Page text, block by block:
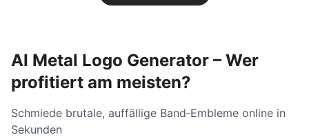
AI Metal Logo Generator – Wer
profitiert am meisten?
Schmiede brutale, auffällige Band‑Embleme online in
Sekunden